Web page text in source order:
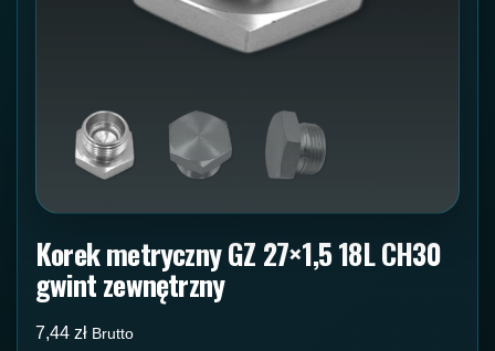
Korek metryczny GZ 27×1,5 18L CH30
gwint zewnętrzny
7,44 zł Brutto